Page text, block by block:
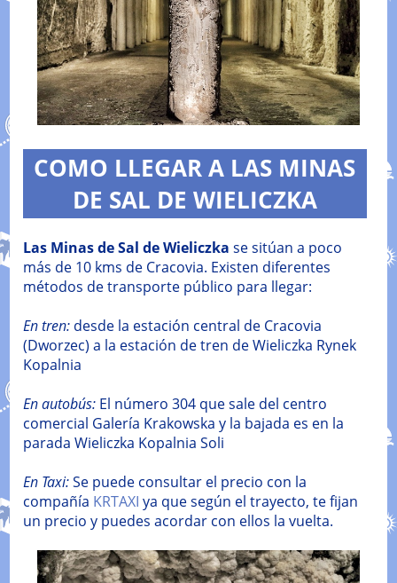
COMO LLEGAR A LAS MINAS
DE SAL DE WIELICZKA
Las Minas de Sal de Wieliczka se sitúan a poco
más de 10 kms de Cracovia. Existen diferentes
métodos de transporte público para llegar:
En tren:desde la estación central de Cracovia
(Dworzec) a la estación de tren de Wieliczka Rynek
Kopalnia
En autobús:El número 304 que sale del centro
comercial Galería Krakowska y la bajada es en la
parada Wieliczka Kopalnia Soli
En Taxi:Se puede consultar el precio con la
compañía KRTAXI ya que según el trayecto, te fijan
un precio y puedes acordar con ellos la vuelta.